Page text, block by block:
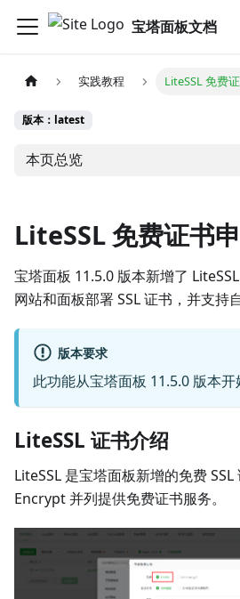
宝塔面板文档
实践教程 LiteSSL 免费
版本：latest
本页总览
LiteSSL 免费证书
宝塔面板 11.5.0 版本新增了
网站和面板部署 SSL 证书，并支持
版本要求
此功能从宝塔面板 11.5.0 版本开
LiteSSL 证书介绍
LiteSSL 是宝塔面板新增的免费
Encrypt 并列提供免费证书服务。